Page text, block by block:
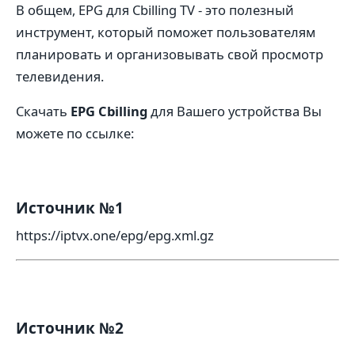
В общем, EPG для Cbilling TV - это полезный
инструмент, который поможет пользователям
планировать и организовывать свой просмотр
телевидения.
Скачать EPG Cbillingдля Вашего устройства Вы
можете по ссылке:
Источник №1
https://iptvx.one/epg/epg.xml.gz
Источник №2